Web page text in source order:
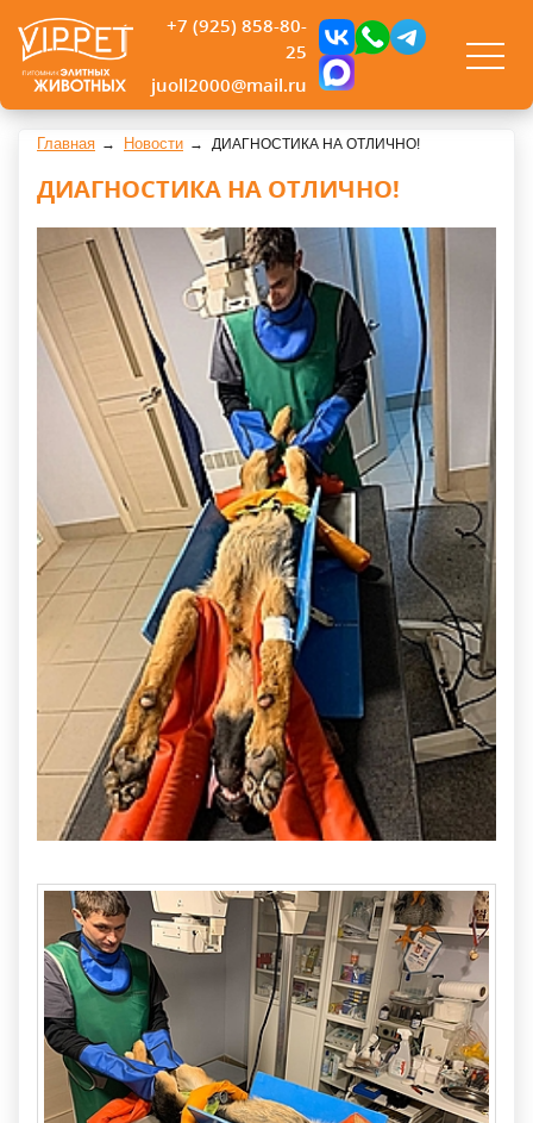
+7 (925) 858-80-
25
juoll2000@mail.ru
Главная Новости ДИАГНОСТИКА НА ОТЛИЧНО!
ДИАГНОСТИКА НА ОТЛИЧНО!